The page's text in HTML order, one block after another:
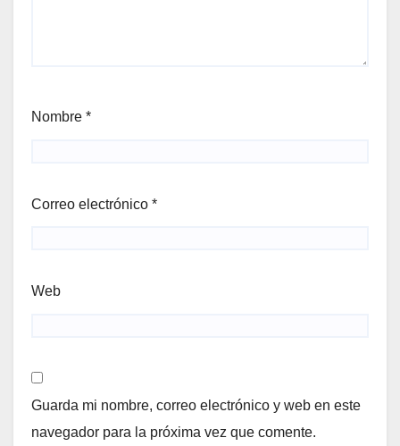
Nombre *
Correo electrónico *
Web
Guarda mi nombre, correo electrónico y web en este
navegador para la próxima vez que comente.